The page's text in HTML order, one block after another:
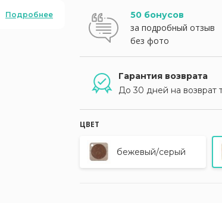
Подробнее 50 бонусов
за подробный отзыв
без фото
Гарантия возврата
До 30 дней на возврат
ЦВЕТ
бежевый/серый